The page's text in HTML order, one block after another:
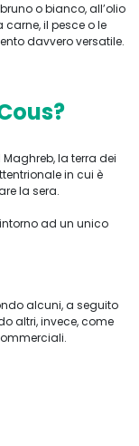
o bianco, all’olio
il pesce o le
davvero versatile.
la terra dei
in cui è
la sera.
ad un unico
alcuni, a seguito
altri, invece, come